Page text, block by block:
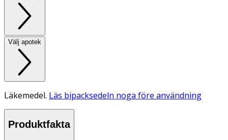
Välj apotek
Läkemedel. Läs bipacksedeln noga före användning
Produktfakta